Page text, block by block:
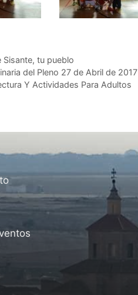
Sisante, tu pueblo
del Pleno 27 de Abril de 2017
Y Actividades Para Adultos